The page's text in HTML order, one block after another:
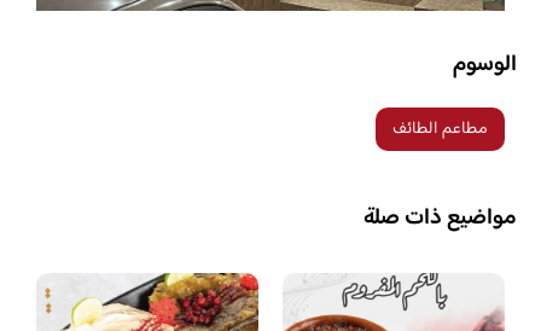
الوسوم
مطاعم الطائف
مواضيع ذات صلة